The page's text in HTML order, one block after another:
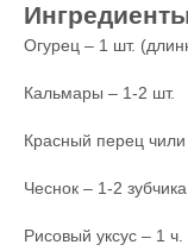
Огурец – 1 шт.
Кальмары – 1-2 шт.
Красный перец
Чеснок – 1-2 зубчика
Рисовый уксус – 1 ч.